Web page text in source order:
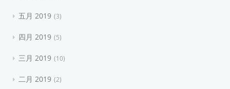
五月 2019 3
四月 2019 5
三月 2019 10
二月 2019 2